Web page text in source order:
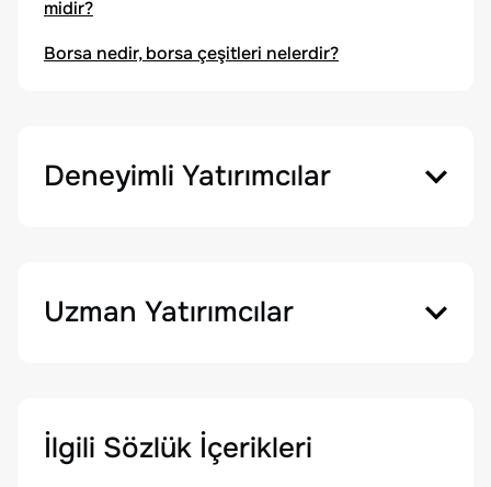
midir?
Borsa nedir, borsa çeşitleri nelerdir?
Deneyimli Yatırımcılar
Uzman Yatırımcılar
İlgili Sözlük İçerikleri